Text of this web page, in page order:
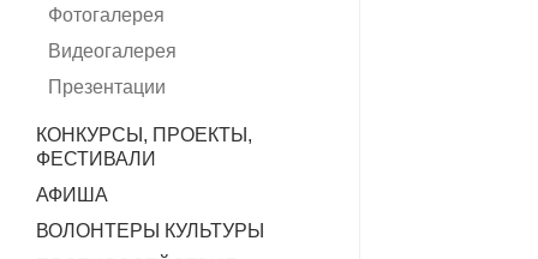
Фотогалерея
Видеогалерея
Презентации
КОНКУРСЫ, ПРОЕКТЫ,
ФЕСТИВАЛИ
АФИША
ВОЛОНТЕРЫ КУЛЬТУРЫ